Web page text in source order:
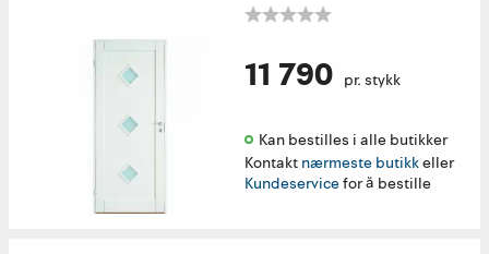
11 790 pr. stykk
Kan bestilles i alle butikker
Kontakt nærmeste butikkeller
Kundeservicefor å bestille